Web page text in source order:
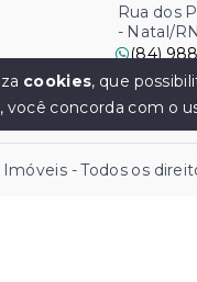
Rua dos
- Natal/
(84)
(84)
Ver e-
- Todos os
cookies, que
você concorda com o